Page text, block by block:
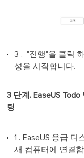
3 . "진행"을 클릭
성을 시작합니다.
3 단계. EaseUS
팅
1 . EaseUS 응급 디
새 컴퓨터에 연결